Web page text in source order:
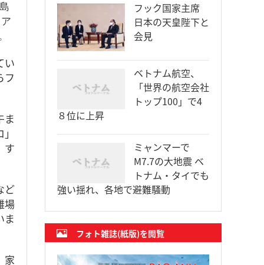
い
フ
ま
す
ど
場
ま
家
フック国家主席
日本の天皇陛下と
会見
ベトナム航空、
「世界の航空会社
トップ100」で4
８位に上昇
ミャンマーで
M7.7の大地震 ベ
トナム・タイでも
強い揺れ、各地で避難騒動
フォト雑誌(紙版)を閲覧